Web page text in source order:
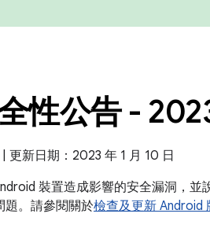
性公告 -
更新日期：2023 年 1 月 10 日
裝置造成影響的安全漏洞，
題。請參閱關於檢查及更新 Android